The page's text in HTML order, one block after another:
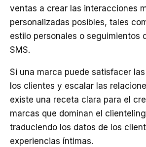
ventas a crear las interacciones
personalizadas posibles, tales
estilo personales o seguimientos
SMS.
Si una marca puede satisfacer
los clientes y escalar las
existe una receta clara para el
marcas que dominan el
traduciendo los datos de los
experiencias íntimas.